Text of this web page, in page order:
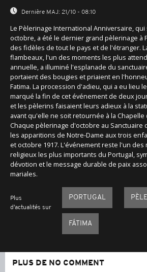
Dernière MAJ: 21/10 - 08:10
Le Pèlerinage International Anniversaire,
octobre, a été le dernier grand pèlerinage à
des fidèles de tout le pays et de l'étranger.
flambeaux, l'un des moments les plus
annuelle, a illuminé l'esplanade du
portaient des bougies et priaient en
Fatima. La procession d'adieu, qui a eu lieu
marqué la fin de cet événement de deux
et les pèlerins faisaient leurs adieux à la
avant qu'elle ne soit retournée à la Chapelle
Chaque pèlerinage d'octobre au Sanctuaire
les apparitions de Notre-Dame aux trois
et octobre 1917. L'événement reste l'un
religieux les plus importants du Portugal,
dévotion et le message durable de paix
mariales.
Plus
d'actualités sur
PORTUGAL
FÁTIMA
PLUS DE NO COMMENT